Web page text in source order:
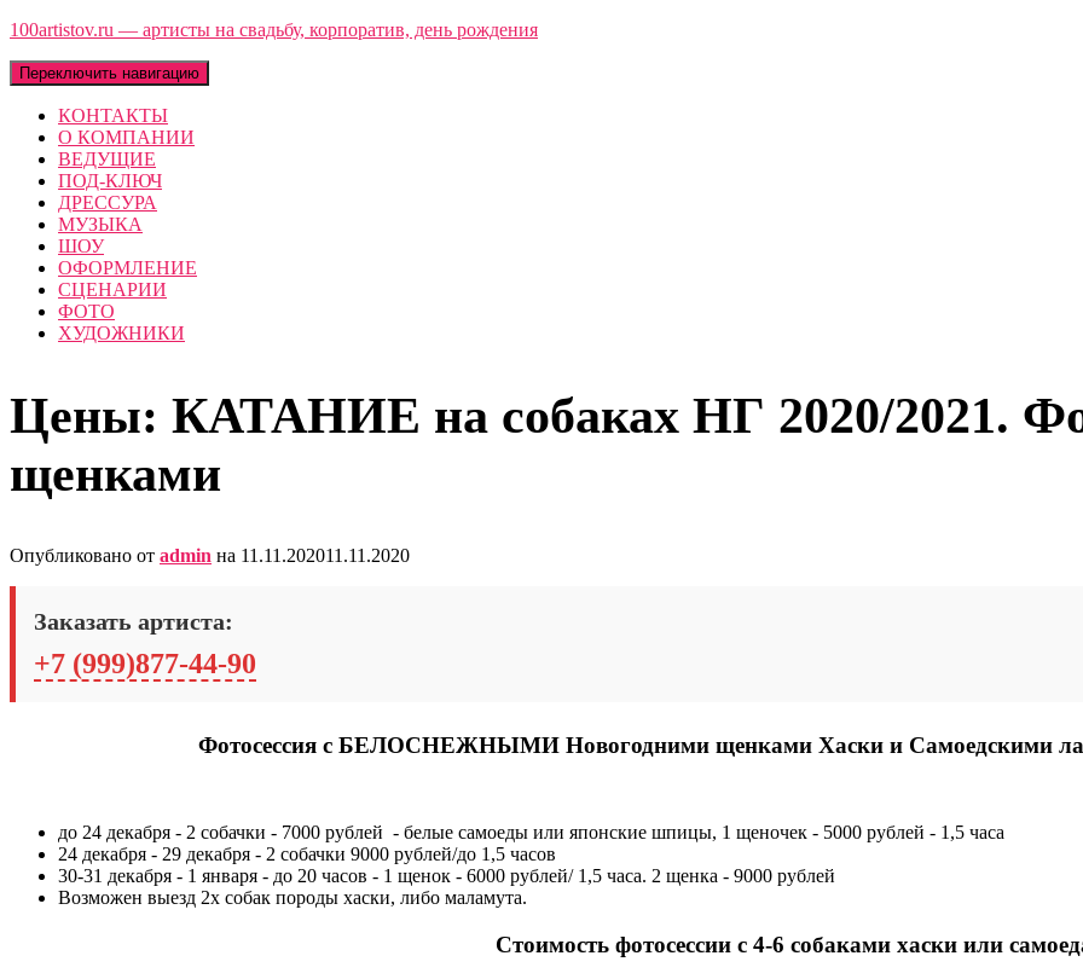
100artistov.ru — артисты на свадьбу, корпоратив, день рождения
Переключить навигацию
КОНТАКТЫ
О КОМПАНИИ
ВЕДУЩИЕ
ПОД-КЛЮЧ
ДРЕССУРА
МУЗЫКА
ШОУ
ОФОРМЛЕНИЕ
СЦЕНАРИИ
ФОТО
ХУДОЖНИКИ
Цены: КАТАНИЕ на собаках НГ 2020/2021.
щенками
Опубликовано от admin на 11.11.202011.11.2020
Заказать артиста:
+7 (999)877-44-90
Фотосессия с БЕЛОСНЕЖНЫМИ Новогодними щенками Хаски и Самоедскими
до 24 декабря - 2 собачки - 7000 рублей - белые самоеды или японские шпицы, 1 щеночек - 5000 рублей - 1,5 часа
24 декабря - 29 декабря - 2 собачки 9000 рублей/до 1,5 часов
30-31 декабря - 1 января - до 20 часов - 1 щенок - 6000 рублей/ 1,5 часа. 2 щенка - 9000 рублей
Возможен выезд 2х собак породы хаски, либо маламута.
Стоимость фотосессии с 4-6 собаками хаски или